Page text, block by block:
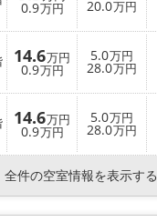
0.9万円 20.0万円
14.6万円
0.9万円
5.0万円
28.0万円
14.6万円
0.9万円
5.0万円
28.0万円
全件の空室情報を表示する